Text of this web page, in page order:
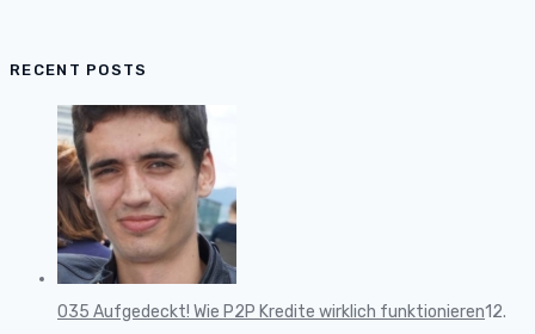
RECENT POSTS
035 Aufgedeckt! Wie P2P Kredite wirklich funktionieren12.